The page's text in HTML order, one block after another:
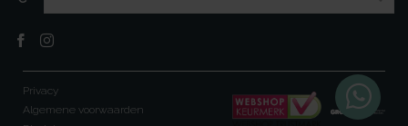
Privacy
Algemene voorwaarden